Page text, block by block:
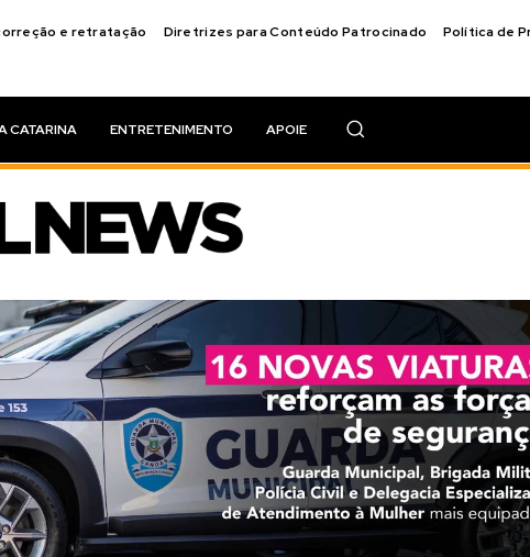
e retratação Diretrizes para Conteúdo Patrocinado Política de
CATARINA ENTRETENIMENTO APOIE